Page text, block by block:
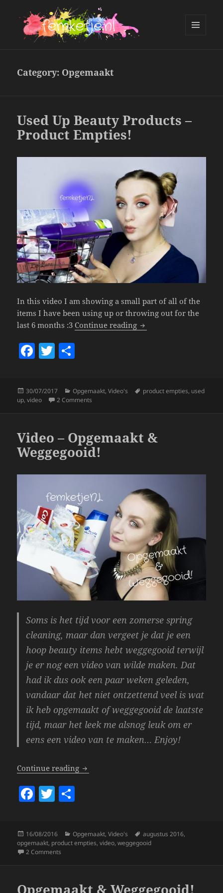
Category: Opgemaakt
Used Up Beauty Products –
Product Empties!
In this video I am showing a small part of all of the
items I have been using up or throwing out for the
last 6 months :3 Continue reading Used Up Beauty
F
e
o
o
k
T
erre
Posted
on
30/07/2017 Categories
Opgemaakt,Video's Tags
product empties, used
up,video 2 Comments
Video – Opgemaakt &
Weggegooid!
Soms is het tijd voor een zomerse spring
cleaning, maar dan vergeet je dat je een
hoop beauty items hebt weggegooid terwijl
je er nog een video van wilde maken. Dat
had ik dus ook een paar weken geleden,
vandaar dat het niet ontzettend veel is wat
ik heb opgemaakt of weggegooid de laatste
tijd, maar het leek me alsnog leuk om er
eens een video van te maken… Enjoy!
Continue reading Video – Opgemaakt & Weggegooid!
F
e
b
T
erre
Posted
on
16/08/2016 Categories
Opgemaakt,Video's Tags
augustus 2016,
opgemaakt, product empties,video,weggegooid
2 Comments